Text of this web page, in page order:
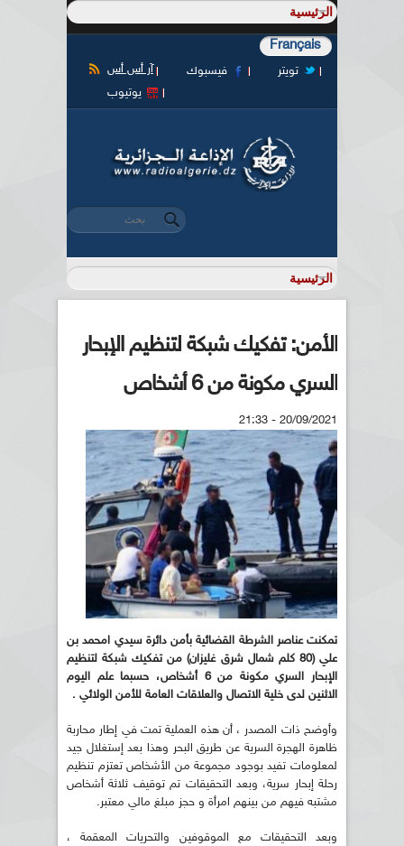
Français
آر أس أس فيسبوك
تويتر
يوتيوب
استمارة البحث
‏بحث ‏
الأمن: تفكيك شبكة لتنظيم الإبحار
السري مكونة من 6 أشخاص
20/09/2021 - 21:33
تمكنت عناصر الشرطة القضائية بأمن دائرة سيدي امحمد بن
علي (80 كلم شمال شرق غليزان) من تفكيك شبكة لتنظيم
الإبحار السري مكونة من 6 أشخاص، حسبما علم اليوم
الاثنين لدى خلية الاتصال والعلاقات العامة للأمن الولائي .
وأوضح ذات المصدر ، أن هذه العملية تمت في إطار محاربة
ظاهرة الهجرة السرية عن طريق البحر وهذا بعد إستغلال جيد
لمعلومات تفيد بوجود مجموعة من الأشخاص تعتزم تنظيم
رحلة إبحار سرية، وبعد التحقيقات تم توقيف ثلاثة أشخاص
مشتبه فيهم من بينهم امرأة و حجز مبلغ مالي معتبر.
وبعد التحقيقات مع الموقوفين والتحريات المعقمة ،